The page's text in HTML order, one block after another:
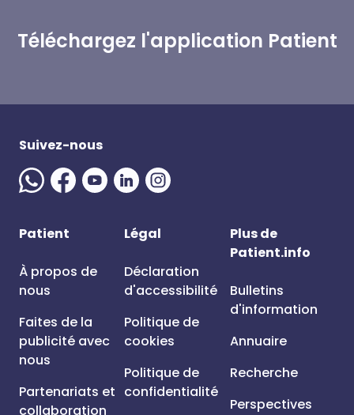
Téléchargez l'application Patient
Suivez-nous
Patient
À propos de
nous
Faites de la
publicité avec
nous
Partenariats et
collaboration
Légal
Déclaration
d'accessibilité
Politique de
cookies
Politique de
confidentialité
Plus de
Patient.info
Bulletins
d'information
Annuaire
Recherche
Perspectives